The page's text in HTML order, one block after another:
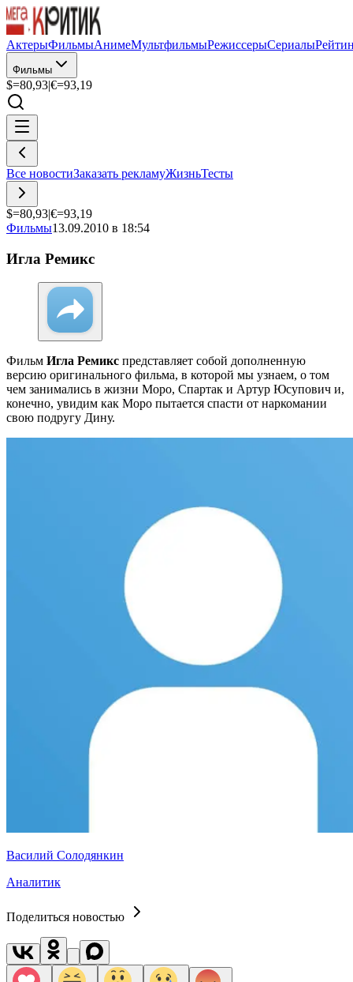
АктерыФильмыАнимеМультфильмыРежиссерыСериалы
Фильмы
$=80,93|€=93,19
Все новостиЗаказать рекламуЖизньТесты
$=80,93|€=93,19
Фильмы13.09.2010 в 18:54
Игла Ремикс
Фильм Игла Ремикс представляет собой дополненную
версию оригинального фильма, в которой мы узнаем, о том
чем занимались в жизни Моро, Спартак и Артур Юсупович и,
конечно, увидим как Моро пытается спасти от наркомании
свою подругу Дину.
Василий Солодянкин
Аналитик
Поделиться новостью